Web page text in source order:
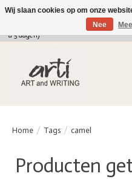
verkoop@arti-artandwriting.be/ +32
a 5 dagen)
Home / Tags / camel
Producten
Wij slaan cookies op om onze
Nee